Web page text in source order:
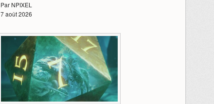
Par NPIXEL
7 août 2026
0:38